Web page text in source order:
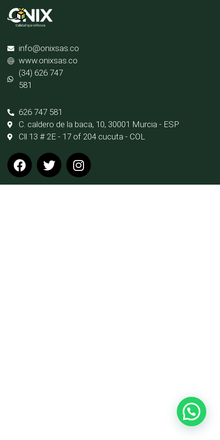
info@onixsas.co
www.onixsas.co
(34) 626 747
581
626 747 581
C. caldero de la baca, 10, 30001 Murcia - ESP
Cll 13 # 2E - 17 of 204 cucuta - COL